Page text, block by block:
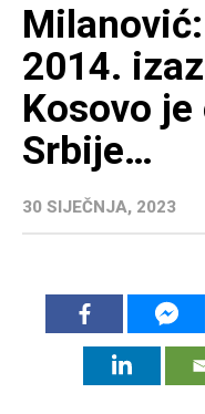
2014.
Kosovo
Srbije…
30 SIJEČNJA, 2023